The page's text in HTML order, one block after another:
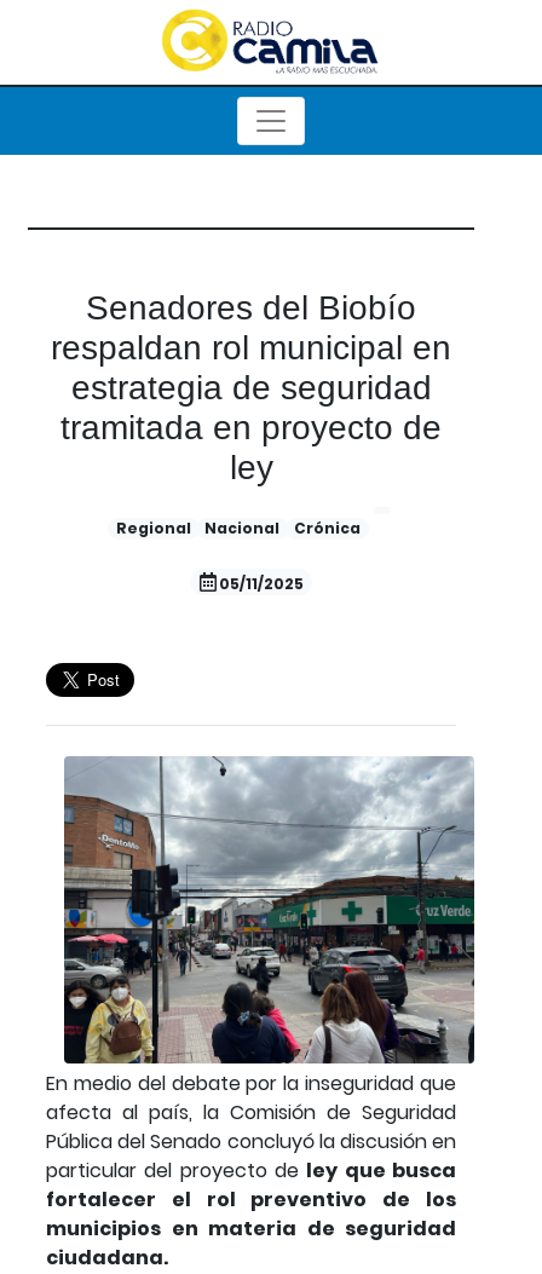
Senadores del Biobío
respaldan rol municipal en
estrategia de seguridad
tramitada en proyecto de
ley
Regional Nacional Crónica
05/11/2025
En medio del debate por la inseguridad que
afecta al país, la Comisión de Seguridad
Pública del Senado concluyó la discusión en
particular del proyecto de ley que busca
fortalecer el rol preventivo de los
municipios en materia de seguridad
ciudadana.